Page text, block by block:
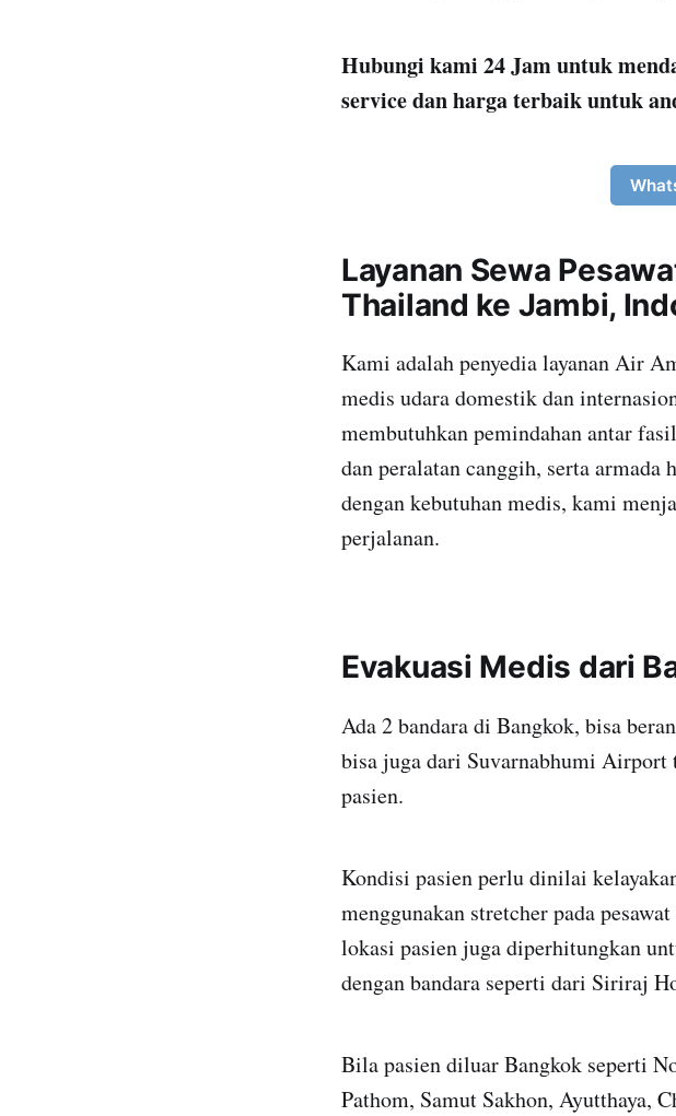
Hubungi kami 24 Jam untuk
service dan harga terbaik untuk
Layanan Sewa
Thailand ke Jambi,
Kami adalah penyedia layanan Air
medis udara domestik dan
membutuhkan pemindahan antar
dan peralatan canggih, serta
dengan kebutuhan medis, kami
perjalanan.
Evakuasi Medis dari
Ada 2 bandara di Bangkok, bisa
bisa juga dari Suvarnabhumi Airport
pasien.
Kondisi pasien perlu dinilai
menggunakan stretcher pada
lokasi pasien juga diperhitungkan
dengan bandara seperti dari Siriraj
Bila pasien diluar Bangkok seperti
Pathom, Samut Sakhon, Ayutthaya,